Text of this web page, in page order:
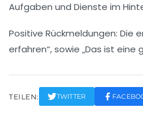
Aufgaben und Dienste im
Positive Rückmeldungen: Die
erfahren“, sowie „Das ist
TEILEN: TWITTER